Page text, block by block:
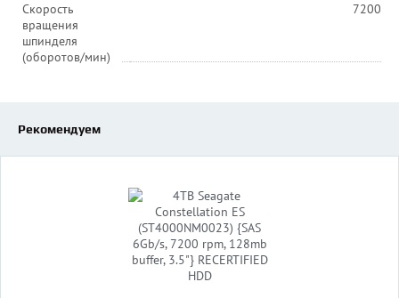
Скорость
вращения
шпинделя
(оборотов/мин)
7200
Рекомендуем